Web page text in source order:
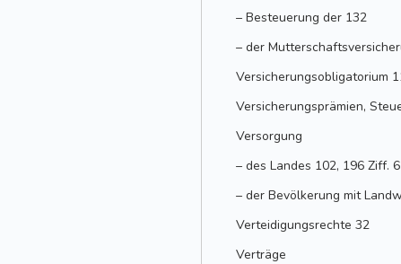
– Besteuerung der 132
– der
Versicherungsobligatorium
Versicherungsprämien,
Versorgung
– des Landes 102, 196 Ziff. 6
– der Bevölkerung mit
Verteidigungsrechte 32
Verträge